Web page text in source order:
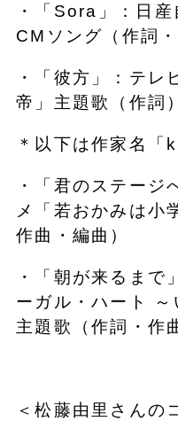
・「Sora」：日
CMソング（作詞・
・「彼方」：テレ
帝」主題歌（作詞）
＊以下は作家名「
・「君のステージ
メ「若おかみは小
作曲・編曲）
・「朝が来るまで
ーガル・ハート ～
主題歌（作詞・作
＜松藤由里さんの